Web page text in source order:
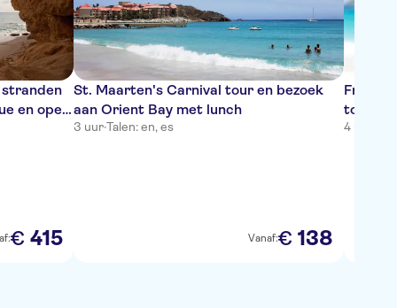
en open
€ 415
St. Maarten's Carnival tour en bezoek
aan Orient Bay met lunch
3 uur·Talen: en, es
Vanaf:€ 138
Friars
tour in
4 uur